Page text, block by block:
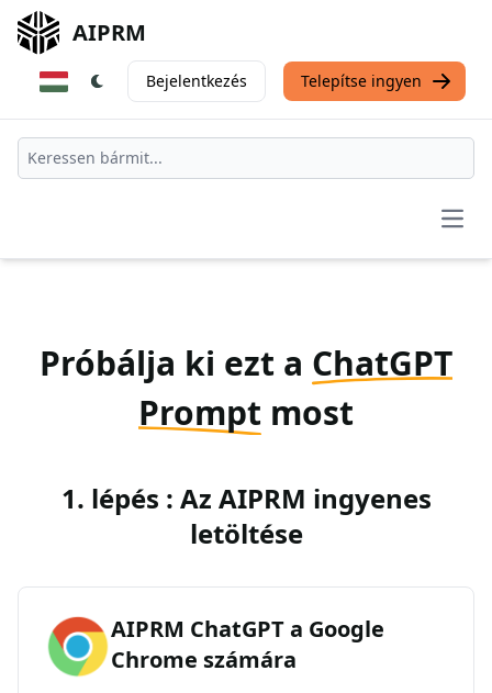
AIPRM
Bejelentkezés Telepítse ingyen
Próbálja ki ezt a ChatGPT
Prompt most
1. lépés : Az AIPRM ingyenes
letöltése
AIPRM ChatGPT a Google
Chrome számára